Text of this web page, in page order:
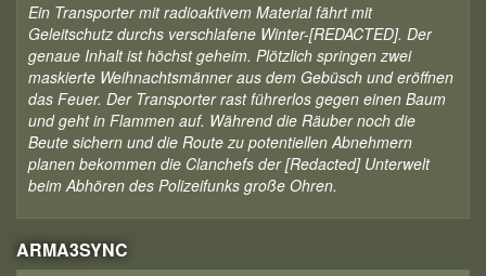
Ein Transporter mit radioaktivem Material fährt mit
Geleitschutz durchs verschlafene Winter-[REDACTED]. Der
genaue Inhalt ist höchst geheim. Plötzlich springen zwei
maskierte Weihnachtsmänner aus dem Gebüsch und eröffnen
das Feuer. Der Transporter rast führerlos gegen einen Baum
und geht in Flammen auf. Während die Räuber noch die
Beute sichern und die Route zu potentiellen Abnehmern
planen bekommen die Clanchefs der [Redacted] Unterwelt
beim Abhören des Polizeifunks große Ohren.
ARMA3SYNC